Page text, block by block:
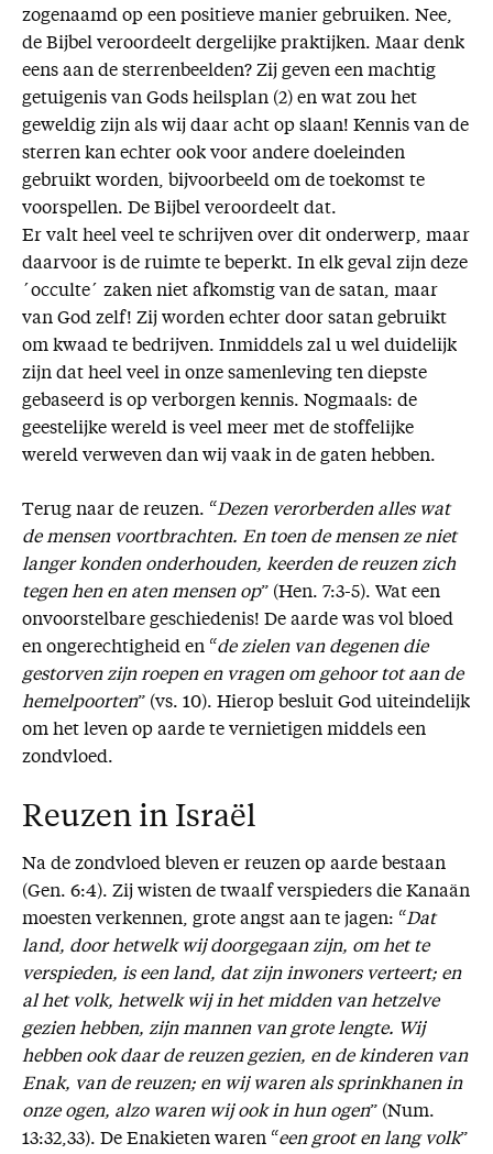
zogenaamd op een positieve manier gebruiken. Nee,
de Bijbel veroordeelt dergelijke praktijken. Maar denk
eens aan de sterrenbeelden? Zij geven een machtig
getuigenis van Gods heilsplan (2) en wat zou het
geweldig zijn als wij daar acht op slaan! Kennis van de
sterren kan echter ook voor andere doeleinden
gebruikt worden, bijvoorbeeld om de toekomst te
voorspellen. De Bijbel veroordeelt dat.
Er valt heel veel te schrijven over dit onderwerp, maar
daarvoor is de ruimte te beperkt. In elk geval zijn deze
´occulte´ zaken niet afkomstig van de satan, maar
van God zelf! Zij worden echter door satan gebruikt
om kwaad te bedrijven. Inmiddels zal u wel duidelijk
zijn dat heel veel in onze samenleving ten diepste
gebaseerd is op verborgen kennis. Nogmaals: de
geestelijke wereld is veel meer met de stoffelijke
wereld verweven dan wij vaak in de gaten hebben.
Terug naar de reuzen. “Dezen verorberden alles wat
de mensen voortbrachten. En toen de mensen ze niet
langer konden onderhouden, keerden de reuzen zich
tegen hen en aten mensen op” (Hen. 7:3-5). Wat een
onvoorstelbare geschiedenis! De aarde was vol bloed
en ongerechtigheid en “de zielen van degenen die
gestorven zijn roepen en vragen om gehoor tot aan de
hemelpoorten” (vs. 10). Hierop besluit God uiteindelijk
om het leven op aarde te vernietigen middels een
zondvloed.
Reuzen in Israël
Na de zondvloed bleven er reuzen op aarde bestaan
(Gen. 6:4). Zij wisten de twaalf verspieders die Kanaän
moesten verkennen, grote angst aan te jagen: “Dat
land, door hetwelk wij doorgegaan zijn, om het te
verspieden, is een land, dat zijn inwoners verteert; en
al het volk, hetwelk wij in het midden van hetzelve
gezien hebben, zijn mannen van grote lengte. Wij
hebben ook daar de reuzen gezien, en de kinderen van
Enak, van de reuzen; en wij waren als sprinkhanen in
onze ogen, alzo waren wij ook in hun ogen” (Num.
13:32,33). De Enakieten waren “een groot en lang volk”